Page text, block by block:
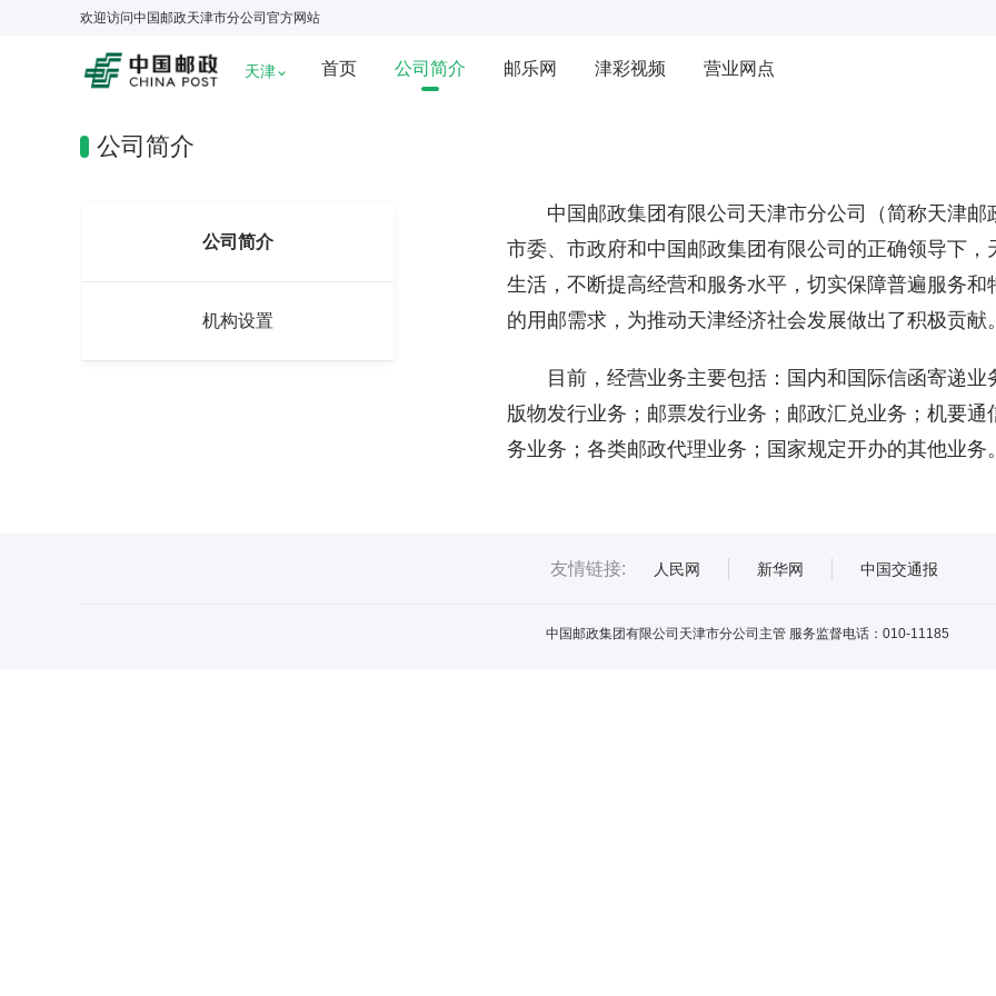
欢迎访问中国邮政天津市分公司 官方网站
天津 首页 公司简介 邮乐网 津彩视频 营业网点
公司简介
公司简介
机构设置
中国邮政集团有限公司天津市分公司（简称天津邮
市委、市政府和中国邮政集团有限公司的正确领导下
生活，不断提高经营和服务水平，切实保障普遍服务
的用邮需求，为推动天津经济社会发展做出了积极贡献
目前，经营业务主要包括：国内和国际信函寄递业
版物发行业务；邮票发行业务；邮政汇兑业务；机要
务业务；各类邮政代理业务；国家规定开办的其他业务
友情链接: 人民网 新华网 中国交通报
中国邮政集团有限公司天津市分公司主管 服务监督电话：010-11185